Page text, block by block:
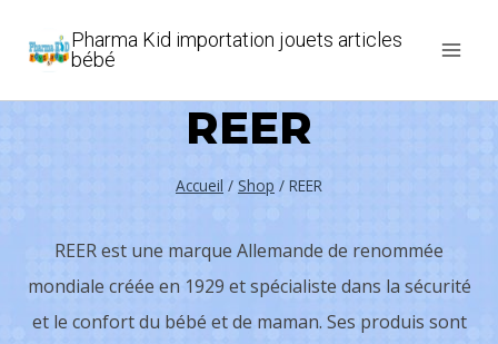
Pharma Kid importation jouets articles
bébé
REER
Accueil / Shop / REER
REER est une marque Allemande de renommée
mondiale créée en 1929 et spécialiste dans la sécurité
et le confort du bébé et de maman. Ses produis sont